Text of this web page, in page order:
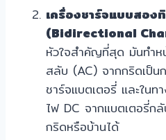
เครื่องชาร์จแบบสอง
(Bidirectional
หัวใจสำคัญที่สุด มันทำห
สลับ (AC) จากกริดเป็น
ชาร์จแบตเตอรี่ และใน
ไฟ DC จากแบตเตอรี่ก
กริดหรือบ้านได้